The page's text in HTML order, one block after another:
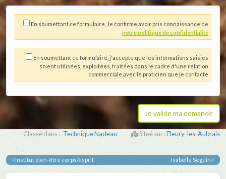
En soumettant ce formulaire, Je confirme avoir pris connaissance de
notre politique de confidentialité
En soumettant ce formulaire, j'accepte que les informations saisies
soient utilisées, exploitées, traitées dans le cadre d'une relation
commerciale avec le praticien que je contacte
Classé dans : Technique Nadeau Situé sur :Fleury-les-Aubrais
Institut bien-être corps/esprit Isabelle Seguin